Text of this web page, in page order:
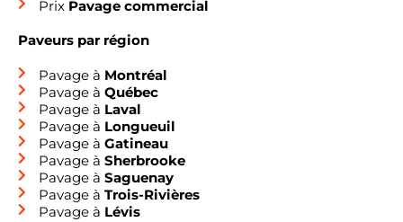
Prix Pavage commercial
Paveurs par région
Pavage à Montréal
Pavage à Québec
Pavage à Laval
Pavage à Longueuil
Pavage à Gatineau
Pavage à Sherbrooke
Pavage à Saguenay
Pavage à Trois-Rivières
Pavage à Lévis